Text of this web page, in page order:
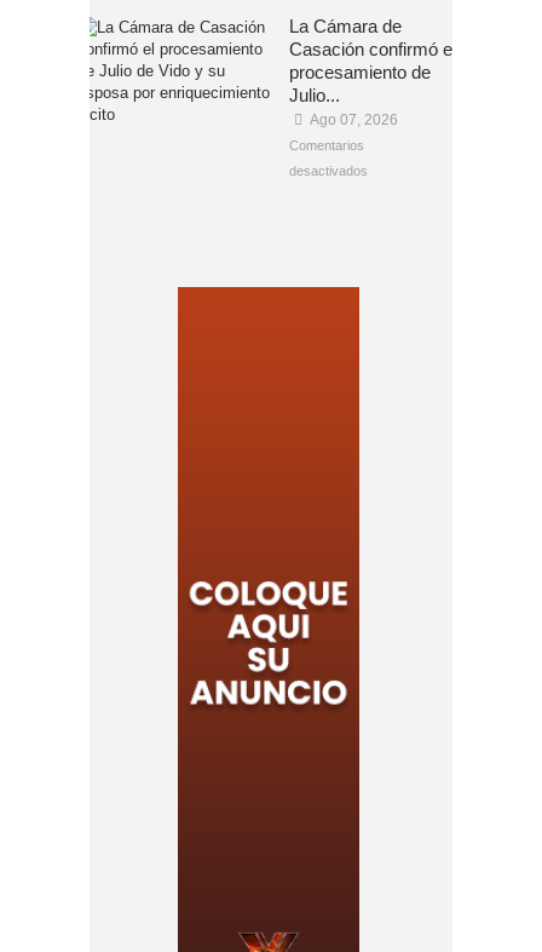
La Cámara de
Casación confirmó el
procesamiento de
Julio...
Ago 07, 2026
Comentarios
desactivados